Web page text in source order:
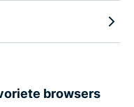
browsers